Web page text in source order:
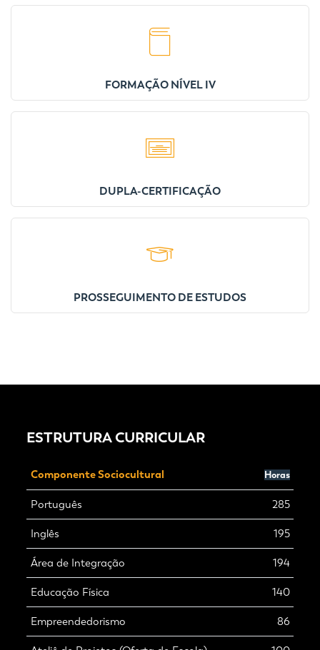
FORMAÇÃO NÍVEL IV
DUPLA-CERTIFICAÇÃO
PROSSEGUIMENTO DE ESTUDOS
ESTRUTURA CURRICULAR
Componente Sociocultural Horas
Português 285
Inglês 195
Área de Integração 194
Educação Física 140
Empreendedorismo 86